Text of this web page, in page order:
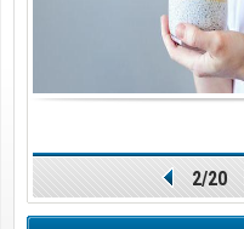
2/20
Eurovizyon sahnesinde
Türkiye 10 yıl aradan
yeniden yarışmaya
Fırat Borak